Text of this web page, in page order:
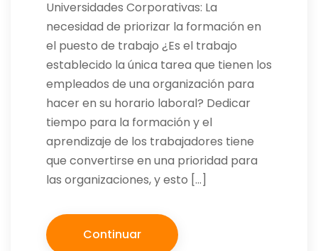
Universidades Corporativas: La
necesidad de priorizar la formación en
el puesto de trabajo ¿Es el trabajo
establecido la única tarea que tienen los
empleados de una organización para
hacer en su horario laboral? Dedicar
tiempo para la formación y el
aprendizaje de los trabajadores tiene
que convertirse en una prioridad para
las organizaciones, y esto […]
Continuar